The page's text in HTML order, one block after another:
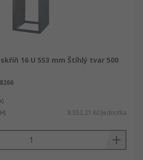
skříň 16 U 553 mm Štíhlý tvar 500
8 552,21 Kč/jednotka